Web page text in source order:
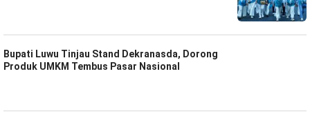
Bupati Luwu Tinjau Stand Dekranasda, Dorong
Produk UMKM Tembus Pasar Nasional